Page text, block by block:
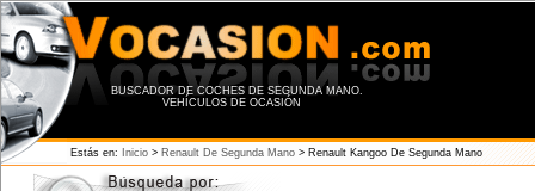
BUSCADOR DE COCHES DE SEGUNDA MANO.
VEHÍCULOS DE OCASIÓN
Estás en: Inicio > Renault De Segunda Mano > Renault Kangoo De Segunda Mano